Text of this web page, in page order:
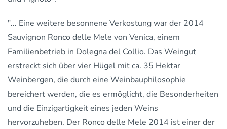
"... Eine weitere besonnene Verkostung war der 2014
Sauvignon Ronco delle Mele von Venica, einem
Familienbetrieb in Dolegna del Collio. Das Weingut
erstreckt sich über vier Hügel mit ca. 35 Hektar
Weinbergen, die durch eine Weinbauphilosophie
bereichert werden, die es ermöglicht, die Besonderheiten
und die Einzigartigkeit eines jeden Weins
hervorzuheben. Der Ronco delle Mele 2014 ist einer der